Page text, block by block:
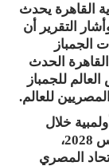
القاهرة يحدث
فى شكل الجمباز خلال عام 2022. وأشار التقرير أن
الجمباز
الحدث
للجمباز
خلال
اولمبياد باريس 2024 او أولمبياد لوس أنجلوس 2028،
المصري